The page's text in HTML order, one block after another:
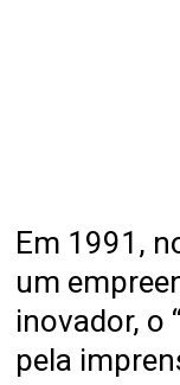
Em 1991,
um
inovador, o
pela